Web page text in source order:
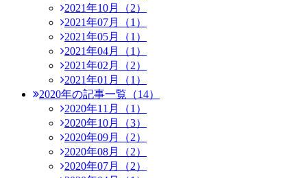
2021年10月（2）
2021年07月（1）
2021年05月（1）
2021年04月（1）
2021年02月（2）
2021年01月（1）
2020年の記事一覧（14）
2020年11月（1）
2020年10月（3）
2020年09月（2）
2020年08月（2）
2020年07月（2）